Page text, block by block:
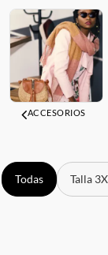
ACCESORIOS
Todas Talla